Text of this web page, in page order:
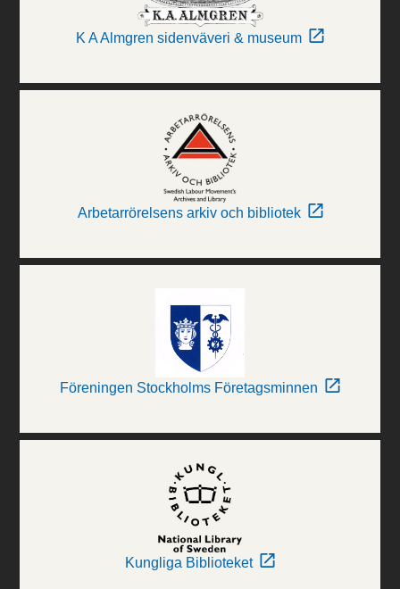
K A Almgren sidenväveri & museum
Arbetarrörelsens arkiv och bibliotek
Föreningen Stockholms Företagsminnen
Kungliga Biblioteket